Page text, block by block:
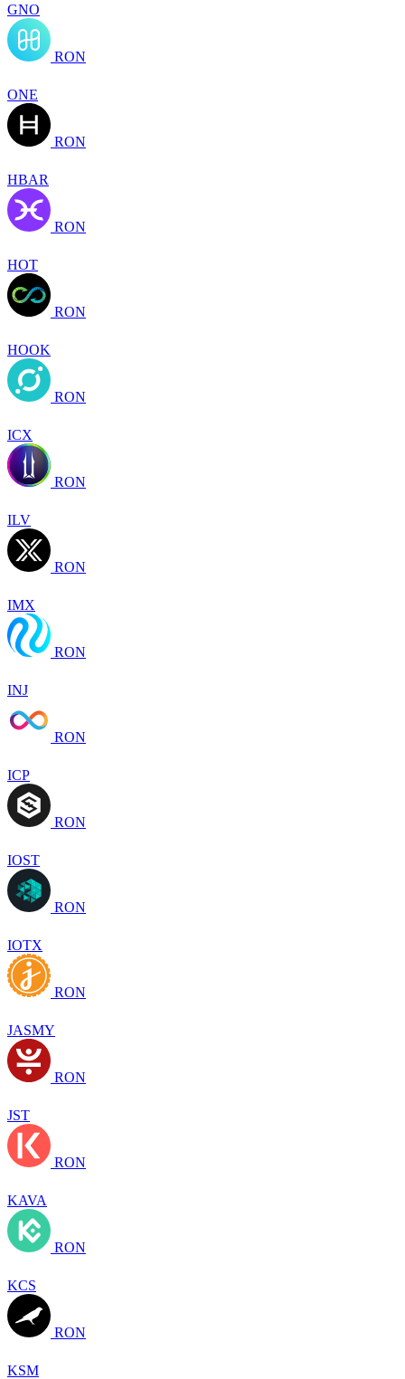
GNO
RON
ONE
RON
HBAR
RON
HOT
RON
HOOK
RON
ICX
RON
ILV
RON
IMX
RON
INJ
RON
ICP
RON
IOST
RON
IOTX
RON
JASMY
RON
JST
RON
KAVA
RON
KCS
RON
KSM